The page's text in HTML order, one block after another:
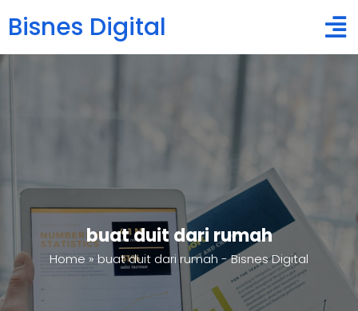
Bisnes Digital
buat duit dari rumah
Home » buat duit dari rumah - Bisnes Digital